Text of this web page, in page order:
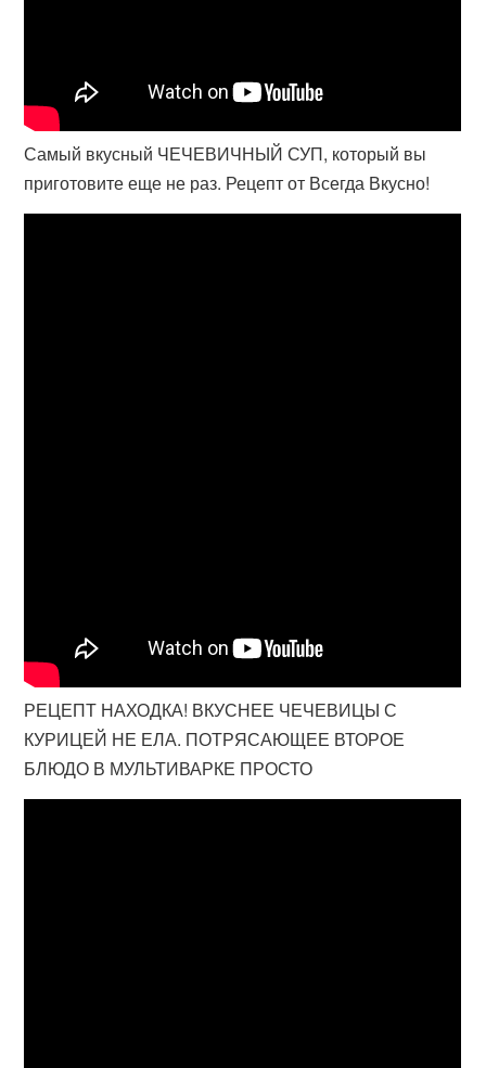
Самый вкусный ЧЕЧЕВИЧНЫЙ СУП, который вы
приготовите еще не раз. Рецепт от Всегда Вкусно!
РЕЦЕПТ НАХОДКА! ВКУСНЕЕ ЧЕЧЕВИЦЫ С
КУРИЦЕЙ НЕ ЕЛА. ПОТРЯСАЮЩЕЕ ВТОРОЕ
БЛЮДО В МУЛЬТИВАРКЕ ПРОСТО